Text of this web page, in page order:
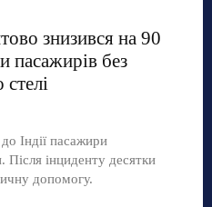
знизився на 90
пасажирів без
Індії пасажири
Після інциденту десятки
допомогу.